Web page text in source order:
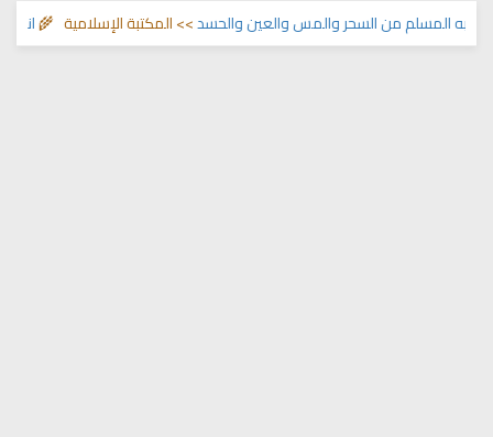
انشودة المسلم من السحر والمس والعين والحسد>> المكتبة الإسلامية 🌾